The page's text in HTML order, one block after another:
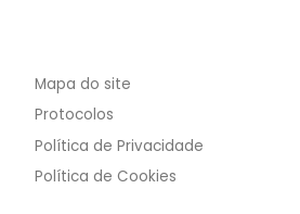
Mapa do site
Protocolos
Política de Privacidade
Política de Cookies